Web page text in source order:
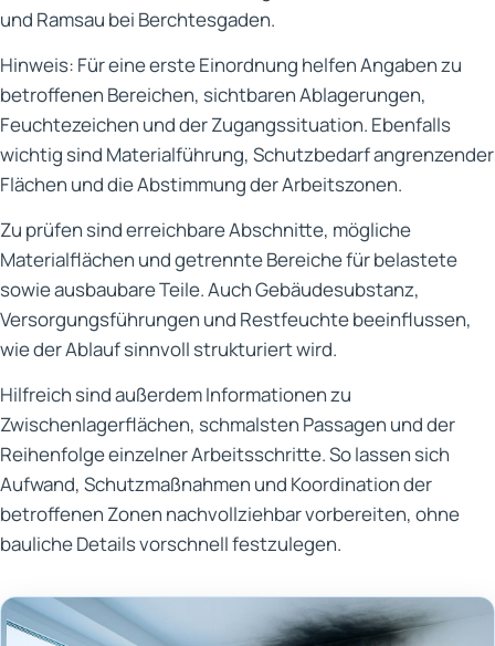
und Ramsau bei Berchtesgaden.
Hinweis: Für eine erste Einordnung helfen Angaben zu
betroffenen Bereichen, sichtbaren Ablagerungen,
Feuchtezeichen und der Zugangssituation. Ebenfalls
wichtig sind Materialführung, Schutzbedarf angrenzender
Flächen und die Abstimmung der Arbeitszonen.
Zu prüfen sind erreichbare Abschnitte, mögliche
Materialflächen und getrennte Bereiche für belastete
sowie ausbaubare Teile. Auch Gebäudesubstanz,
Versorgungsführungen und Restfeuchte beeinflussen,
wie der Ablauf sinnvoll strukturiert wird.
Hilfreich sind außerdem Informationen zu
Zwischenlagerflächen, schmalsten Passagen und der
Reihenfolge einzelner Arbeitsschritte. So lassen sich
Aufwand, Schutzmaßnahmen und Koordination der
betroffenen Zonen nachvollziehbar vorbereiten, ohne
bauliche Details vorschnell festzulegen.